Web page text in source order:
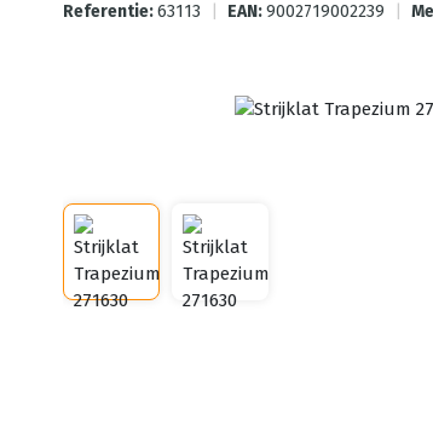
Referentie:63113 EAN:9002719002239